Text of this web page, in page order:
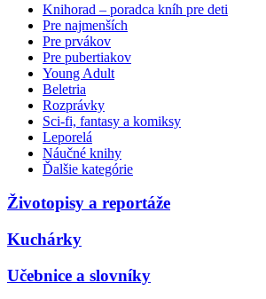
Knihorad – poradca kníh pre deti
Pre najmenších
Pre prvákov
Pre pubertiakov
Young Adult
Beletria
Rozprávky
Sci-fi, fantasy a komiksy
Leporelá
Náučné knihy
Ďalšie kategórie
Životopisy a reportáže
Kuchárky
Učebnice a slovníky